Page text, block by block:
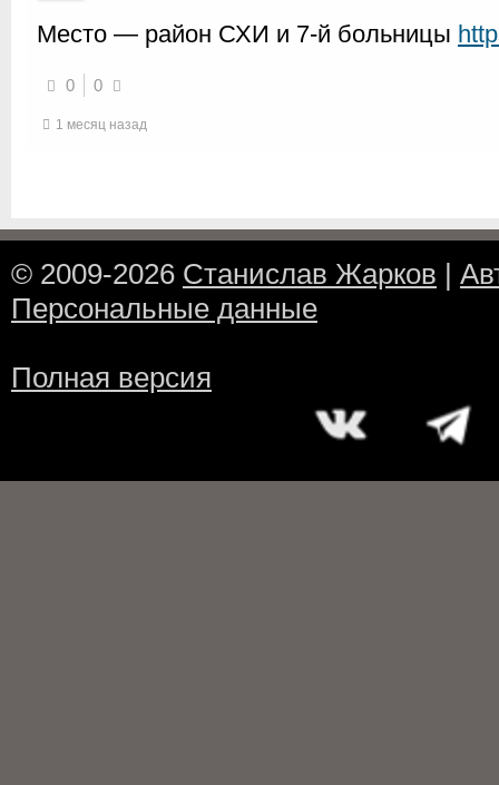
Место — район СХИ и 7-й больницы
0 0
1 месяц назад
© 2009-2026 Станислав Жарков |
Персональные данные
Полная версия